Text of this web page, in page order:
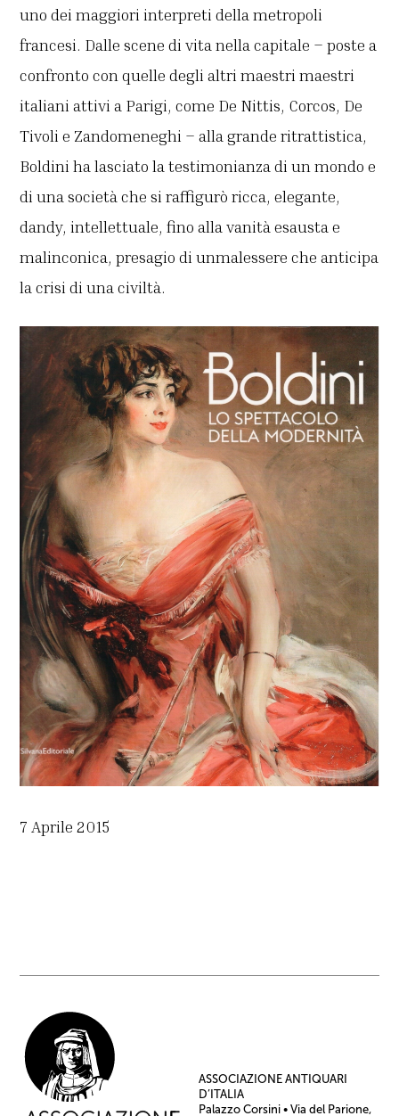
uno dei maggiori interpreti della metropoli
francesi. Dalle scene di vita nella capitale – poste a
confronto con quelle degli altri maestri maestri
italiani attivi a Parigi, come De Nittis, Corcos, De
Tivoli e Zandomeneghi – alla grande ritrattistica,
Boldini ha lasciato la testimonianza di un mondo e
di una società che si raffigurò ricca, elegante,
dandy, intellettuale, fino alla vanità esausta e
malinconica, presagio di unmalessere che anticipa
la crisi di una civiltà.
7 Aprile 2015
ASSOCIAZIONE ANTIQUARI
D’ITALIA
Palazzo Corsini • Via del Parione,